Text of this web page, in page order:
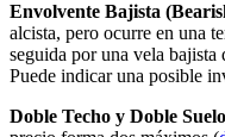
Envolvente Bajista
alcista, pero ocurre en una
seguida por una vela
Puede indicar una posible
Doble Techo y Doble